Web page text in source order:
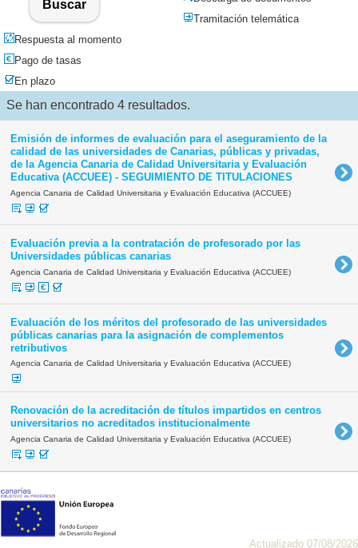
Buscar
Tramitación telemática
Respuesta al momento
Pago de tasas
En plazo
Se han encontrado 4 resultados.
Emisión de informes de evaluación para el aseguramiento de la
calidad de las universidades de Canarias, públicas y privadas,
de la Agencia Canaria de Calidad Universitaria y Evaluación
Educativa (ACCUEE) - SEGUIMIENTO DE TITULACIONES
Agencia Canaria de Calidad Universitaria y Evaluación Educativa (ACCUEE)
Evaluación previa a la contratación de profesorado por las
Universidades públicas canarias
Agencia Canaria de Calidad Universitaria y Evaluación Educativa (ACCUEE)
Evaluación de los méritos del profesorado de las universidades
públicas canarias para la asignación de complementos
retributivos
Agencia Canaria de Calidad Universitaria y Evaluación Educativa (ACCUEE)
Renovación de la acreditación de títulos impartidos en centros
universitarios no acreditados institucionalmente
Agencia Canaria de Calidad Universitaria y Evaluación Educativa (ACCUEE)
Actualizado 07/08/2026